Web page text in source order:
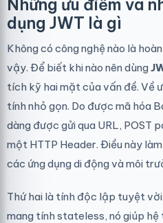
Những ưu điểm và
dụng JWT là gì
Không có công nghệ nào là
vậy. Để biết khi nào nên dùng
tích kỹ hai mặt của vấn đề. Về
tính nhỏ gọn. Do được mã hóa
dàng được gửi qua URL, POST
một HTTP Header. Điều này
các ứng dụng di động và môi
Thứ hai là tính độc lập tuyệt
mang tính stateless, nó giúp